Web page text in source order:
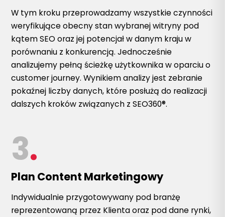
W tym kroku przeprowadzamy wszystkie czynności
weryfikujące obecny stan wybranej witryny pod
kątem SEO oraz jej potencjał w danym kraju w
porównaniu z konkurencją. Jednocześnie
analizujemy pełną ścieżkę użytkownika w oparciu o
customer journey. Wynikiem analizy jest zebranie
pokaźnej liczby danych, które posłużą do realizacji
dalszych kroków związanych z SEO360®.
3.
Plan Content Marketingowy
Indywidualnie przygotowywany pod branżę
reprezentowaną przez Klienta oraz pod dane rynki,